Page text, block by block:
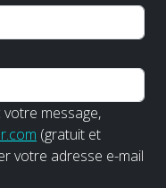
message,
(gratuit et
votre adresse e-mail